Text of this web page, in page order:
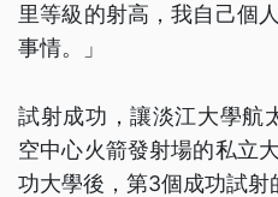
里等級的射高，我自己個
事情。」
試射成功，讓淡江大學航
空中心火箭發射場的私立
功大學後，第3個成功試射